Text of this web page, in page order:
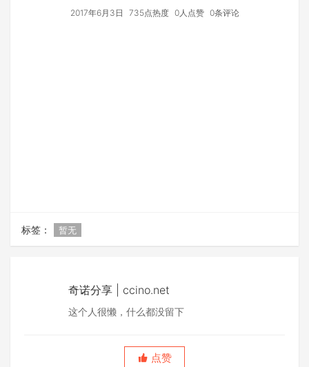
2017年6月3日 735点热度 0人点赞 0条评论
标签： 暂无
奇诺分享 | ccino.net
这个人很懒，什么都没留下
点赞